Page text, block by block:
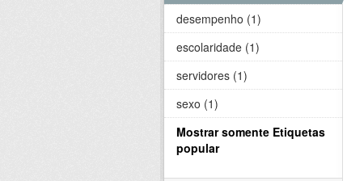
desempenho (1)
escolaridade (1)
servidores (1)
sexo (1)
Mostrar somente Etiquetas
popular